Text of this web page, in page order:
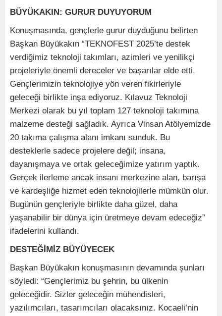
BÜYÜKAKIN: GURUR DUYUYORUM
Konuşmasında, gençlerle gurur duyduğunu belirten
Başkan Büyükakın “TEKNOFEST 2025’te destek
verdiğimiz teknoloji takımları, azimleri ve yenilikçi
projeleriyle önemli dereceler ve başarılar elde etti.
Gençlerimizin teknolojiye yön veren fikirleriyle
geleceği birlikte inşa ediyoruz. Kılavuz Teknoloji
Merkezi olarak bu yıl toplam 127 teknoloji takımına
malzeme desteği sağladık. Ayrıca Vinsan Atölyemizde
20 takıma çalışma alanı imkanı sunduk. Bu
desteklerle sadece projelere değil; insana,
dayanışmaya ve ortak geleceğimize yatırım yaptık.
Gerçek ilerleme ancak insanı merkezine alan, barışa
ve kardeşliğe hizmet eden teknolojilerle mümkün olur.
Bugünün gençleriyle birlikte daha güzel, daha
yaşanabilir bir dünya için üretmeye devam edeceğiz”
ifadelerini kullandı.
DESTEĞİMİZ BÜYÜYECEK
Başkan Büyükakın konuşmasının devamında şunları
söyledi: “Gençlerimiz bu şehrin, bu ülkenin
geleceğidir. Sizler geleceğin mühendisleri,
yazılımcıları, tasarımcıları olacaksınız. Kocaeli’nin